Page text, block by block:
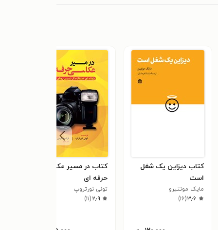
کتاب دیزاین یک شغل
است
مایک مونتیرو
۳٫۶(۱۶)
کتاب در مسیر عکاسی
حرفه ای
تونی ن‍ورت‍روپ‌
۲٫۹(۱۱)